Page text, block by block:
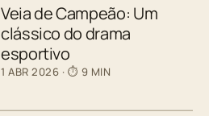
Veia de Campeão: Um
clássico do drama
esportivo
1 ABR 2026 · ⏱ 9 MIN